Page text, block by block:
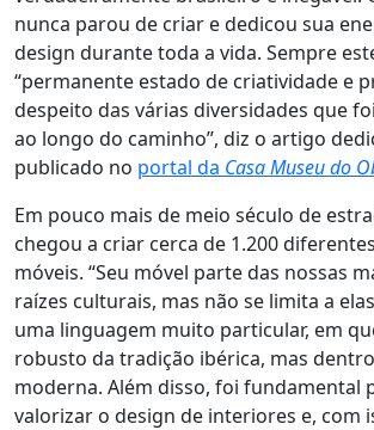
nunca parou de criar e dedicou sua
design durante toda a vida. Sempre
“permanente estado de criatividade e
despeito das várias diversidades que
ao longo do caminho”, diz o artigo
publicado no portal da Casa Museu do
Em pouco mais de meio século de
chegou a criar cerca de 1.200
móveis. “Seu móvel parte das nossas
raízes culturais, mas não se limita a
uma linguagem muito particular, em
robusto da tradição ibérica, mas
moderna. Além disso, foi fundamental
valorizar o design de interiores e, com